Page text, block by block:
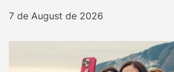
7 de August de 2026